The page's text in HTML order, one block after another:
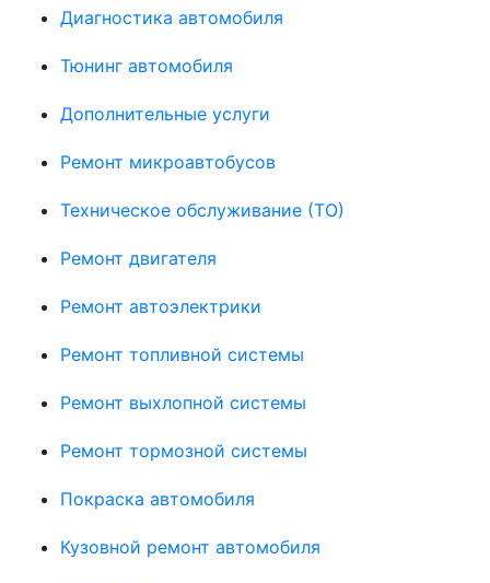
Диагностика автомобиля
Тюнинг автомобиля
Дополнительные услуги
Ремонт микроавтобусов
Техническое обслуживание (ТО)
Ремонт двигателя
Ремонт автоэлектрики
Ремонт топливной системы
Ремонт выхлопной системы
Ремонт тормозной системы
Покраска автомобиля
Кузовной ремонт автомобиля